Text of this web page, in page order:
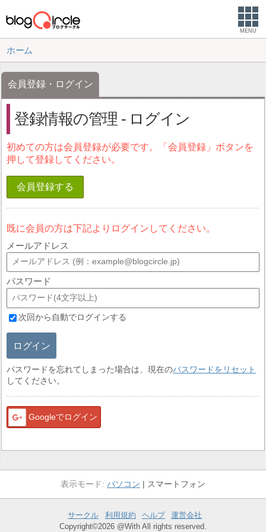
MENU
ホーム
会員登録・ログイン
登録情報の管理 - ログイン
初めての方は会員登録が必要です。「会員登録」ボタンを
押して登録してください。
会員登録する
既に会員の方は下記よりログインしてください。
メールアドレス
パスワード
次回から自動でログインする
ログイン
パスワードを忘れてしまった場合は、現在のパスワードをリセット
してください。
Googleでログイン
パソコン スマートフォン
サークル 利用規約 ヘルプ
運営会社
Copyright©2026 @With All rights reserved.